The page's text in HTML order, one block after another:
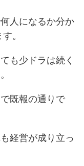
人になるか分か
。
も少ドラは続く
で既報の通りで
経営が成り立っ